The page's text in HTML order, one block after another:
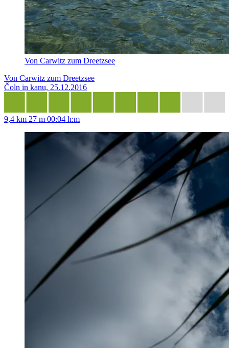
Von Carwitz zum Dreetzsee
Von Carwitz zum Dreetzsee
Čoln in kanu, 25.12.2016
9,4 km 27 m 00:04 h:m